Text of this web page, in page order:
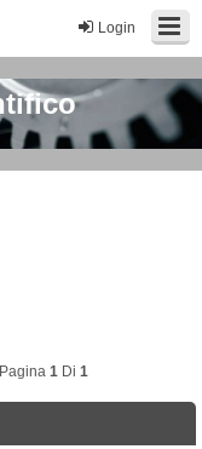
Login
1 Di 1